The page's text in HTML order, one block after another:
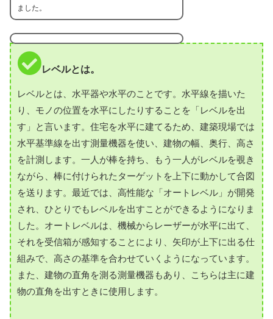
ました。
レベルとは。
レベルとは、水平器や水平のことです。水平線を描いた
り、モノの位置を水平にしたりすることを「レベルを出
す」と言います。住宅を水平に建てるため、建築現場では
水平基準線を出す測量機器を使い、建物の幅、奥行、高さ
を計測します。一人が棒を持ち、もう一人がレベルを覗き
ながら、棒に付けられたターゲットを上下に動かして合図
を送ります。最近では、高性能な「オートレベル」が開発
され、ひとりでもレベルを出すことができるようになりま
した。オートレベルは、機械からレーザーが水平に出て、
それを受信箱が感知することにより、矢印が上下に出る仕
組みで、高さの基準を合わせていくようになっています。
また、建物の直角を測る測量機器もあり、こちらは主に建
物の直角を出すときに使用します。